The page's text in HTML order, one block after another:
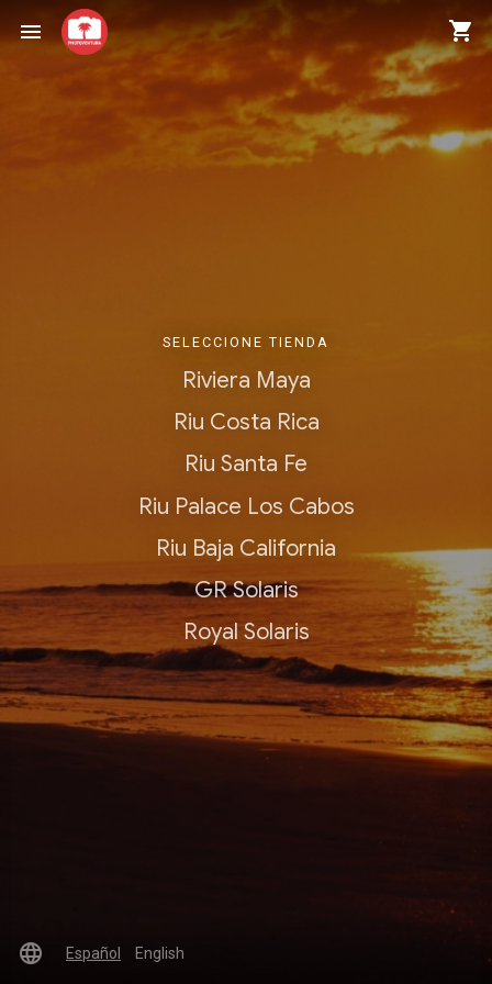
menu shopping_cart
SELECCIONE TIENDA
Riviera Maya
Riu Costa Rica
Riu Santa Fe
Riu Palace Los Cabos
Riu Baja California
GR Solaris
Royal Solaris
language Español English